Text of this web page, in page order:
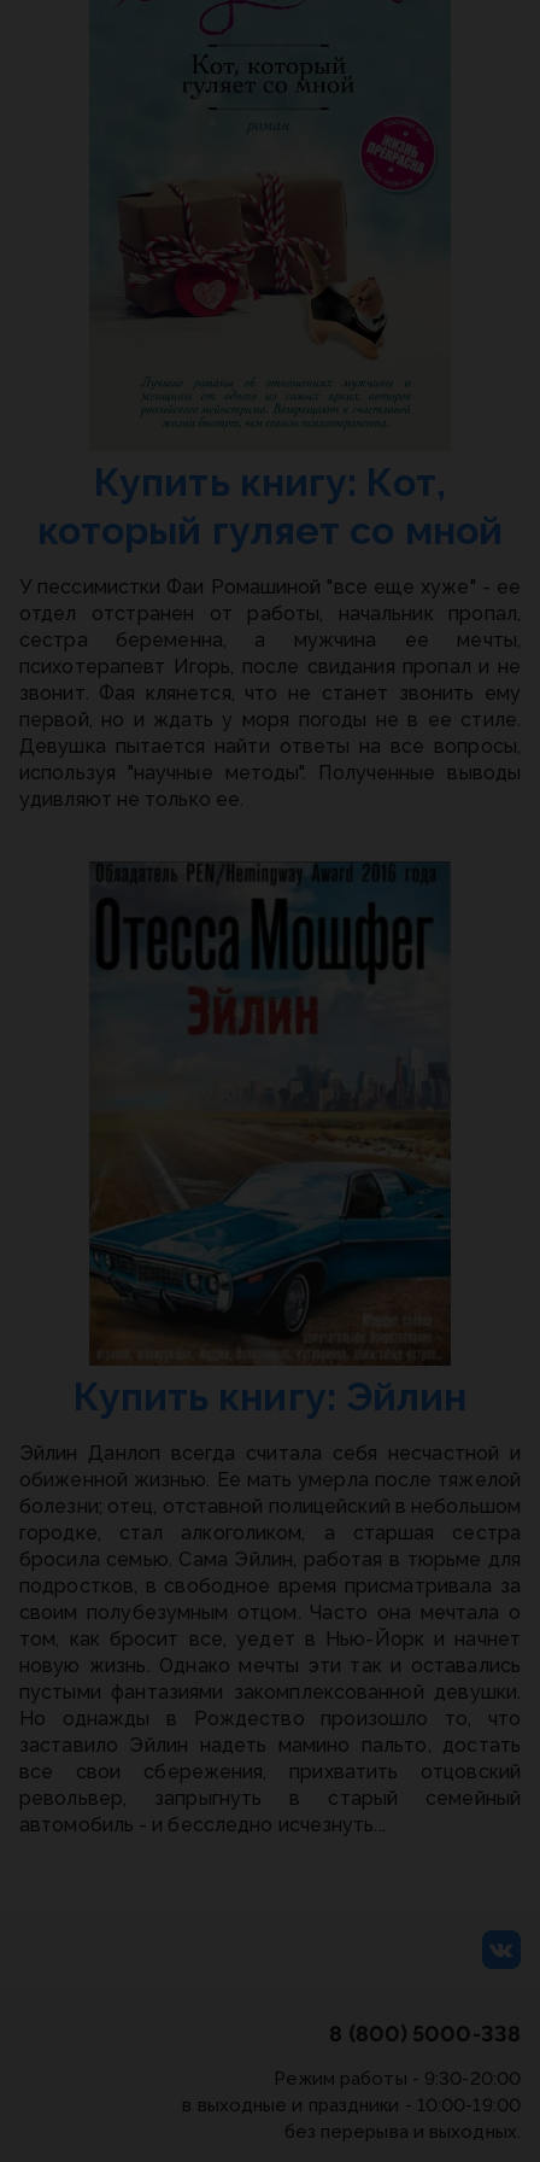
Купить книгу: Кот,
который гуляет со мной
У пессимистки Фаи Ромашиной "все еще хуже" - ее
отдел отстранен от работы, начальник пропал,
сестра беременна, а мужчина ее мечты,
психотерапевт Игорь, после свидания пропал и не
звонит. Фая клянется, что не станет звонить ему
первой, но и ждать у моря погоды не в ее стиле.
Девушка пытается найти ответы на все вопросы,
используя "научные методы". Полученные выводы
удивляют не только ее.
Купить книгу: Эйлин
Эйлин Данлоп всегда считала себя несчастной и
обиженной жизнью. Ее мать умерла после тяжелой
болезни; отец, отставной полицейский в небольшом
городке, стал алкоголиком, а старшая сестра
бросила семью. Сама Эйлин, работая в тюрьме для
подростков, в свободное время присматривала за
своим полубезумным отцом. Часто она мечтала о
том, как бросит все, уедет в Нью-Йорк и начнет
новую жизнь. Однако мечты эти так и оставались
пустыми фантазиями закомплексованной девушки.
Но однажды в Рождество произошло то, что
заставило Эйлин надеть мамино пальто, достать
все свои сбережения, прихватить отцовский
револьвер, запрыгнуть в старый семейный
автомобиль - и бесследно исчезнуть...
8 (800) 5000-338
Режим работы - 9:30-20:00
в выходные и праздники - 10:00-19:00
без перерыва и выходных.